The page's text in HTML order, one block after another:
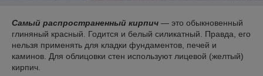
Самый распространенный кирпич — это обыкновенный
глиняный красный. Годится и белый силикатный. Правда, его
нельзя применять для кладки фундаментов, печей и
каминов. Для облицовки стен используют лицевой (желтый)
кирпич.